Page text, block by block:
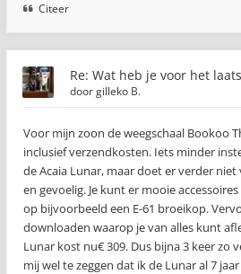
Citeer
Re: Wat heb je voor het
doorgilleko B.
Voor mijn zoon de weegschaal Bookoo
inclusief verzendkosten. Iets minder
de Acaia Lunar, maar doet er verder
en gevoelig. Je kunt er mooie
op bijvoorbeeld een E-61 broeikop.
downloaden waarop je van alles kunt
Lunar kost nu€ 309. Dus bijna 3 keer zo
mij wel te zeggen dat ik de Lunar al 7